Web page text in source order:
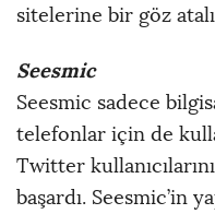
sitelerine bir göz
Seesmic
Seesmic sadece
telefonlar için de
Twitter
başardı. Seesmic’in